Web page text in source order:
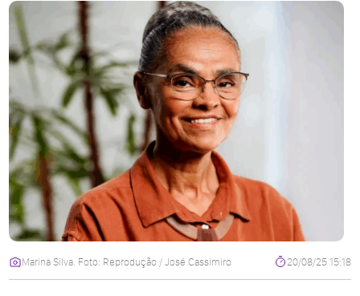
Marina Silva. Foto: Reprodução / José Cassimiro 20/08/25 15:18